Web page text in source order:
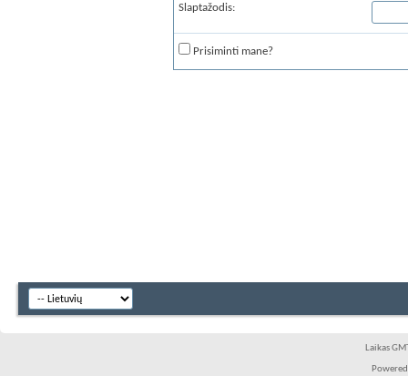
Slaptažodis:
Prisiminti mane?
Laikas